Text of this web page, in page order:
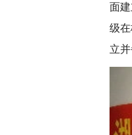
面
级
立并